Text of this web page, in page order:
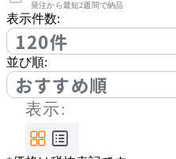
Another Garden
アナザーガーデン
ARIAKE
発注から最短2週間で納品
表示件数:
120件
並び順:
おすすめ順
表示: